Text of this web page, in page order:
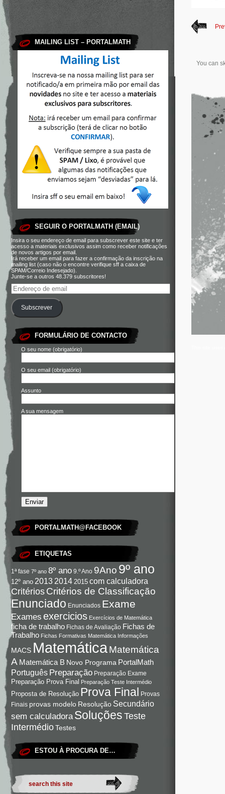
MAILING LIST – PORTALMATH
SEGUIR O PORTALMATH (EMAIL)
Insira o seu endereço de email para subscrever este site e ter
acesso a materiais exclusivos assim como receber notificações
de novos artigos por email.
Irá receber um email para fazer a confirmação da inscrição na
mailing list (caso não o encontre verifique sff a caixa de
SPAM/Correio Indesejado).
Junte-se a outros 48.379 subscritores!
Subscrever
FORMULÁRIO DE CONTACTO
O seu nome (obrigatório)
O seu email (obrigatório)
Assunto
A sua mensagem
PORTALMATH@FACEBOOK
ETIQUETAS
1ª fase 7º ano 8º ano 9.º Ano 9Ano 9º ano
12º ano 2013 2014 2015 com calculadora
Critérios Critérios de Classificação
Enunciado Enunciados Exame
Exames exercicios Exercícios de Matemática
ficha de trabalho Fichas de Avaliação Fichas de
Trabalho Fichas Formativas Matemática Informações
MACS Matemática Matemática
A Matemática B Novo Programa PortalMath
Português Preparação Preparação Exame
Preparação Prova Final Preparação Teste Intermédio
Proposta de Resolução Prova Final Provas
Finais provas modelo Resolução Secundário
sem calculadora Soluções Teste
IntermédioTestes
ESTOU À PROCURA DE…
You can